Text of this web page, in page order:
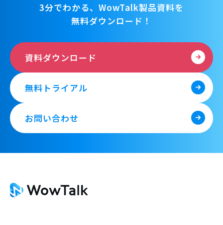
3分でわかる、WowTalk製品資料を
無料ダウンロード！
資料ダウンロード
無料トライアル
お問い合わせ